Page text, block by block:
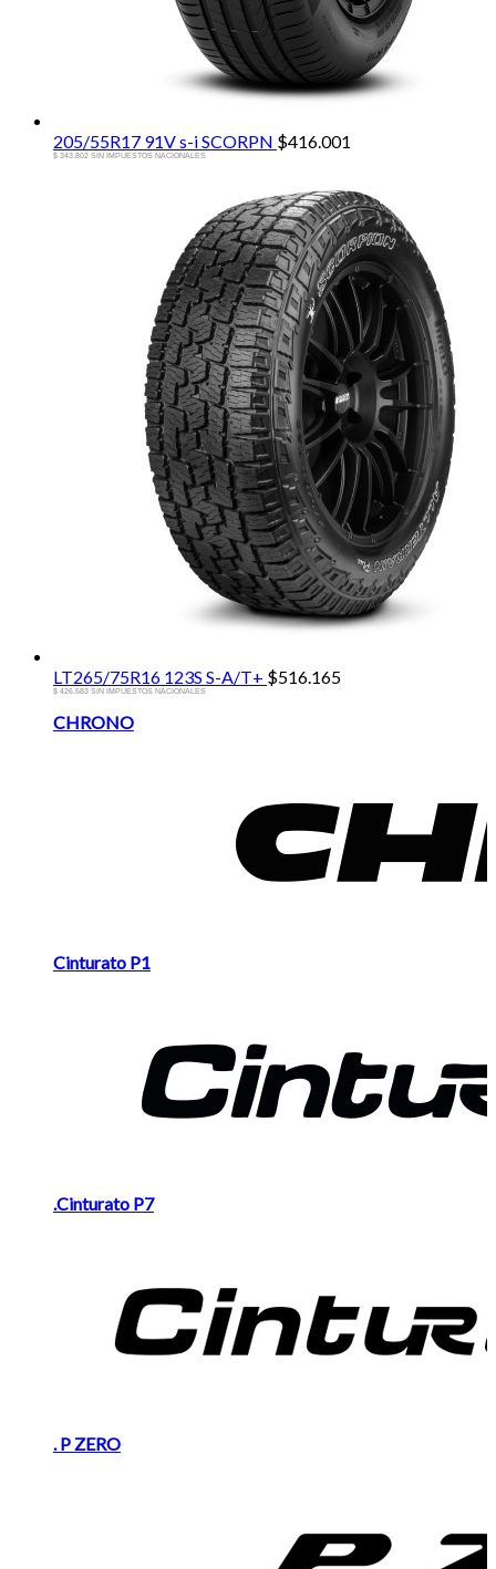
205/55R17 91V s-i SCORPN $416.001
$ 343.802 SIN IMPUESTOS NACIONALES
LT265/75R16 123S S-A/T+ $516.165
$ 426.583 SIN IMPUESTOS NACIONALES
Brands
CHRONO
Cinturato P1
.Cinturato P7
. P ZERO